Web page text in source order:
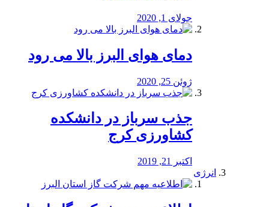
جولای 1, 2020
دمای هوای البرز بالا می رود
ژوئن 25, 2020
جذب سرباز در دانشکده
کشاورزی کرج
اکتبر 21, 2019
انرژی